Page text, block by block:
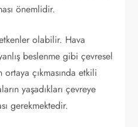
önemlidir.
olabilir. Hava
beslenme gibi çevresel
ortaya çıkmasında etkili
yaşadıkları çevreye
gerekmektedir.